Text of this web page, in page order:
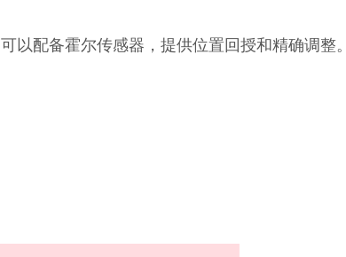
以配备霍尔传感器，提供位置回授和精确调整